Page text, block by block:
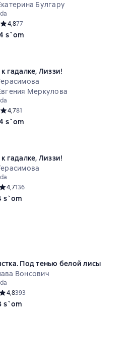
Булгару
Средний рейтинг 4,8 на основе 77 оценок
4,877
s`om
гадалке, Лиззи!
Меркулова
Средний рейтинг 4,7 на основе 81 оценок
4,781
s`om
гадалке, Лиззи!
Средний рейтинг 4,7 на основе 136 оценок
4,7136
s`om
Под тенью белой лисы
Вонсович
Средний рейтинг 4,8 на основе 393 оценок
4,8393
s`om